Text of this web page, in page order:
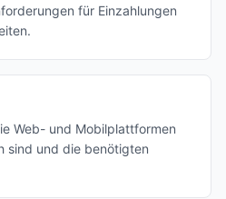
für Einzahlungen
Web- und Mobilplattformen
sind und die benötigten